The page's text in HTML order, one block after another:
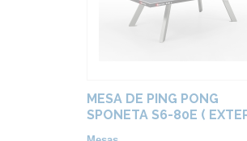
MESA DE PING PONG
SPONETA S6-80E (